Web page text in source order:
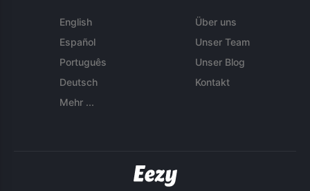
English
Español
Português
Deutsch
Mehr ...
Über uns
Unser Team
Unser Blog
Kontakt